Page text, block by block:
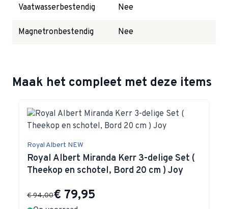
Vaatwasserbestendig Nee
Magnetronbestendig Nee
Maak het compleet met deze items
Royal Albert NEW
Royal Albert Miranda Kerr 3-delige Set (
Theekop en schotel, Bord 20 cm ) Joy
Special Price
€ 79,95
€ 94,00